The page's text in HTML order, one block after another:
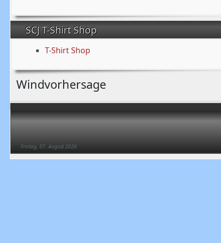
Freitag, 07. August 2026
SCJ T-Shirt Shop
T-Shirt Shop
Windvorhersage